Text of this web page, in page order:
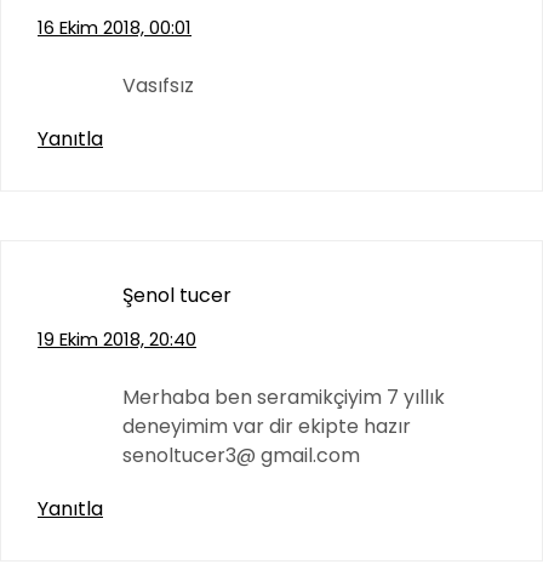
16 Ekim 2018, 00:01
Vasıfsız
Yanıtla
Şenol tucer
19 Ekim 2018, 20:40
Merhaba ben seramikçiyim 7 yıllık
deneyimim var dir ekipte hazır
senoltucer3@ gmail.com
Yanıtla